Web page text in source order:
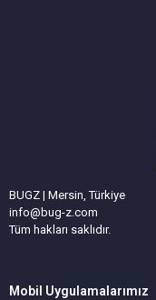
BUGZ | Mersin, Türkiye
info@bug-z.com
Tüm hakları saklıdır.
Mobil Uygulamalarımız